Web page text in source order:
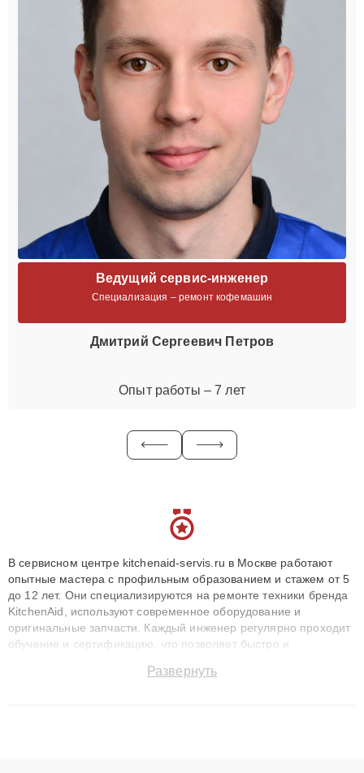
Ведущий сервис-инженер
Специализация – ремонт кофемашин
Дмитрий Сергеевич Петров
Опыт работы – 7 лет
В сервисном центре kitchenaid-servis.ru в Москве работают
опытные мастера с профильным образованием и стажем от 5
до 12 лет. Они специализируются на ремонте техники бренда
KitchenAid, используют современное оборудование и
оригинальные запчасти. Каждый инженер регулярно проходит
обучение и сертификацию, что позволяет быстро и
сохранением гарантии до 3 лет. Наши мастера решают
Развернуть